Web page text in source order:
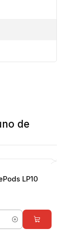
de
LP10